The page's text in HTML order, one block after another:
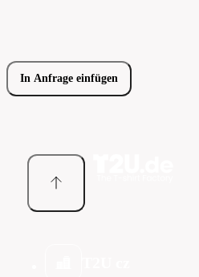
In Anfrage einfügen